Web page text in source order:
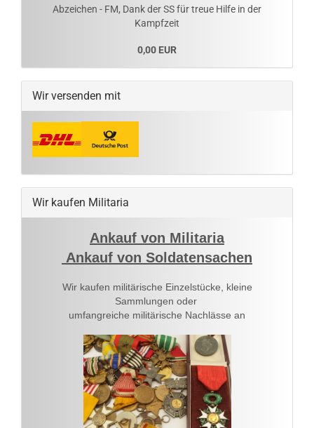
Abzeichen - FM, Dank der SS für treue Hilfe in der
Kampfzeit
0,00 EUR
Wir versenden mit
Wir kaufen Militaria
Ankauf von Militaria
Ankauf von Soldatensachen
Wir kaufen militärische Einzelstücke, kleine
Sammlungen oder
umfangreiche militärische Nachlässe an